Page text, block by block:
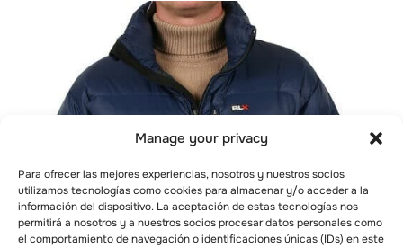
Manage your privacy
Para ofrecer las mejores experiencias, nosotros y nuestros socios
utilizamos tecnologías como cookies para almacenar y/o acceder a la
información del dispositivo. La aceptación de estas tecnologías nos
permitirá a nosotros y a nuestros socios procesar datos personales como
el comportamiento de navegación o identificaciones únicas (IDs) en este